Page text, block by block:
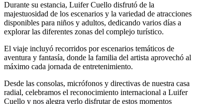
Durante su estancia, Luifer Cuello disfrutó de la
majestuosidad de los escenarios y la variedad de atracciones
disponibles para niños y adultos, dedicando varios días a
explorar las diferentes zonas del complejo turístico.
El viaje incluyó recorridos por escenarios temáticos de
aventura y fantasía, donde la familia del artista aprovechó al
máximo cada jornada de entretenimiento.
Desde las consolas, micrófonos y directivas de nuestra casa
radial, celebramos el reconocimiento internacional a Luifer
Cuello y nos alegra verlo disfrutar de estos momentos